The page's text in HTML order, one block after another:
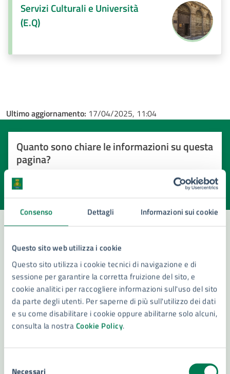
Consenso Dettagli Informazioni sui cookie
Questo sito web utilizza i cookie
Questo sito utilizza i cookie tecnici di navigazione e di
sessione per garantire la corretta fruizione del sito, e
cookie analitici per raccogliere informazioni sull'uso del sito
da parte degli utenti. Per saperne di più sull'utilizzo dei dati
e su come disabilitare i cookie oppure abilitarne solo alcuni,
consulta la nostraCookie Policy.
Necessari
Servizi Culturali e Università
(E.Q)
Ultimo aggiornamento: 17/04/2025, 11:04
Quanto sono chiare le informazioni su questa
pagina?
Valuta la chiarezza delle informazioni (da 1 a 5 stelle)
Seleziona il numero di stelle per valutare la chiarezza delle
Contatta il comune
Leggi le domande frequenti
Richiedi assistenza
Numero verde 800299507
Problemi in città